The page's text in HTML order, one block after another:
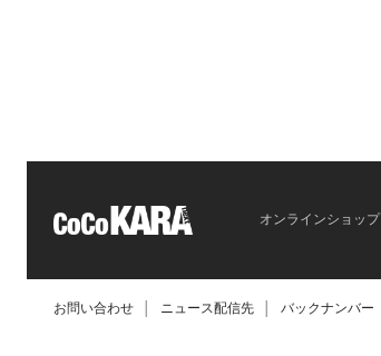
オンラインショップ
お問い合わせ ニュース配信先 バックナンバー